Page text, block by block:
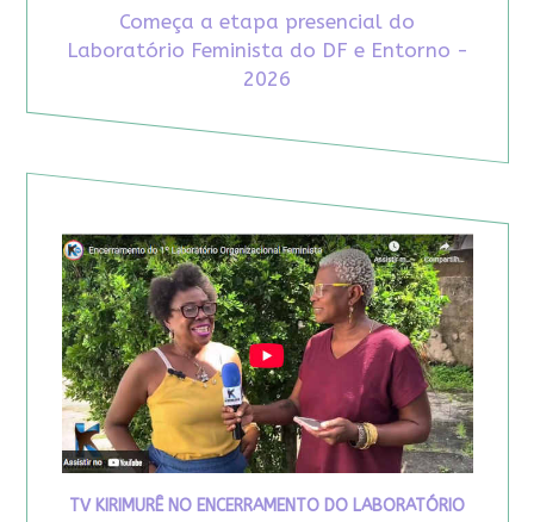
Começa a etapa presencial do
Laboratório Feminista do DF e Entorno -
2026
TV KIRIMURÊ NO ENCERRAMENTO DO LABORATÓRIO